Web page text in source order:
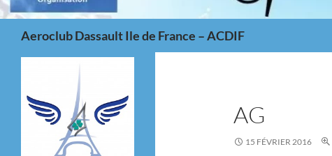
Aeroclub Dassault Ile de France – ACDIF
AG
15 FÉVRIER 2016